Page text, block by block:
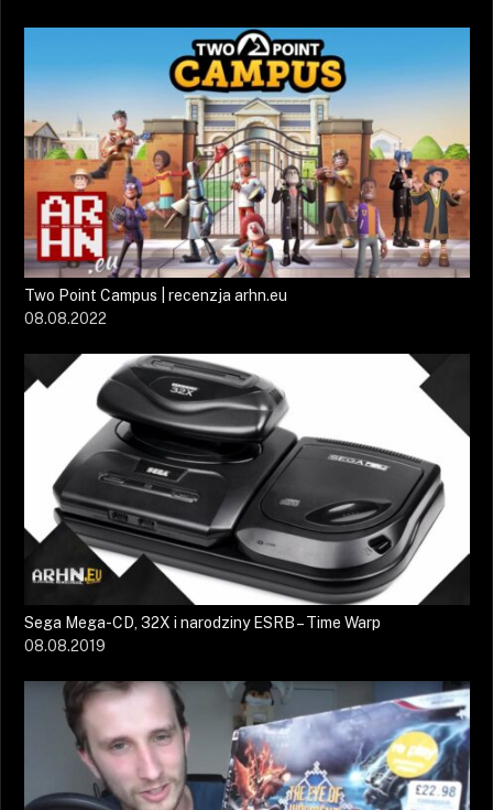
Two Point Campus | recenzja arhn.eu
08.08.2022
Sega Mega-CD, 32X i narodziny ESRB – Time Warp
08.08.2019